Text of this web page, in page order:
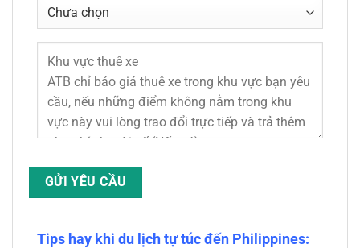
Tips hay khi du lịch tự túc đến Philippines: